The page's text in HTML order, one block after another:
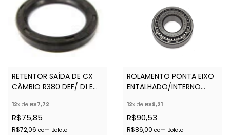
RETENTOR SAÍDA DE CX
CÂMBIO R380 DEF/ D1 E
PR2- FTC500010G -
FTC500010 - FTC2383
12x de R$7,72
R$75,85
R$72,06 com Boleto
ROLAMENTO PONTA EIXO
ENTALHADO/INTERNO
ORIG TINKEM - UKC8L
12x de R$9,21
R$90,53
R$86,00 com Boleto